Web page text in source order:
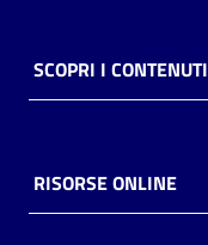
Casa
Piani
storico
SCOPRI I CONTENUTI
RISORSE ONLINE